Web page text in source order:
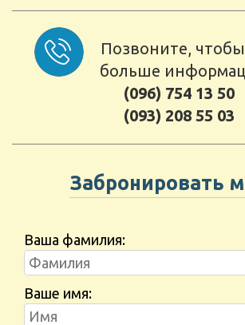
Позвоните,
больше
(096) 754 13 50
(093) 208 55 03
Забронировать
Ваша фамилия:
Ваше имя: